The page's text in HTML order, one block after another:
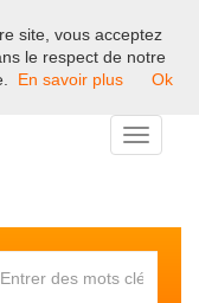
marketing et de la
Toggle
site, vous acceptez
le respect de notre
En savoir plus Ok